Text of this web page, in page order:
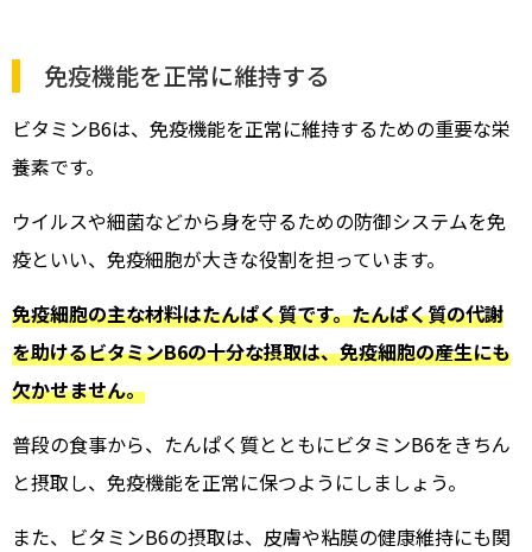
免疫機能を正常に維持する
ビタミンB6は、免疫機能を正常に維持するための重要な栄
養素です。
ウイルスや細菌などから身を守るための防御システムを免
疫といい、免疫細胞が大きな役割を担っています。
免疫細胞の主な材料はたんぱく質です。たんぱく質の代謝
を助けるビタミンB6の十分な摂取は、免疫細胞の産生にも
欠かせません。
普段の食事から、たんぱく質とともにビタミンB6をきちん
と摂取し、免疫機能を正常に保つようにしましょう。
また、ビタミンB6の摂取は、皮膚や粘膜の健康維持にも関